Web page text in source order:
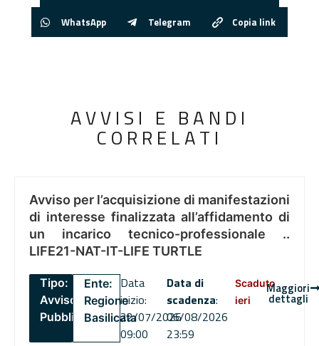
WhatsApp Telegram Copia link
AVVISI E BANDI
CORRELATI
Avviso per l’acquisizione di manifestazioni
di interesse finalizzata all’affidamento di
un incarico tecnico-professionale ..
LIFE21-NAT-IT-LIFE TURTLE
Tipo:
Avviso
Pubblico
Ente:
Regione
Basilicata
Data
inizio:
22/07/2026
09:00
Data di
scadenza:
06/08/2026
23:59
Scaduto
ieri
Maggiori
dettagli